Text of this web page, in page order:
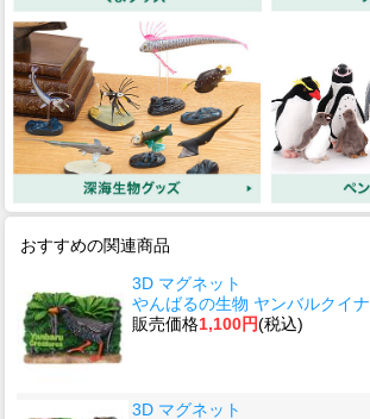
おすすめの関連商品
3D マグネット
やんばるの生物 ヤンバルクイナ
販売価格1,100円(税込)
3D マグネット